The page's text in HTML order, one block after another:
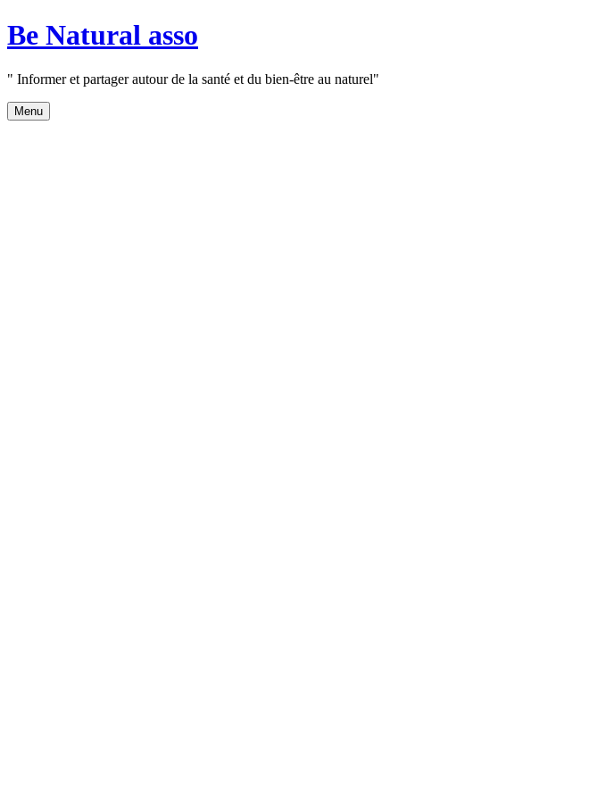
Aller
au
Be Natural asso
" Informer et partager autour de la santé et du bien-être au naturel"
Menu